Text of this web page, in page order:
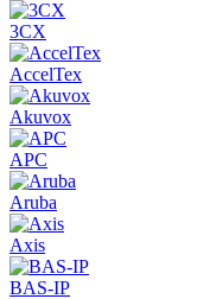
3CX
AccelTex
Akuvox
APC
Aruba
Axis
BAS-IP